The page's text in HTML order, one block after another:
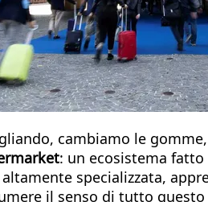
cambiamo le
: un ecosistema
specializzata,
il senso di tutto